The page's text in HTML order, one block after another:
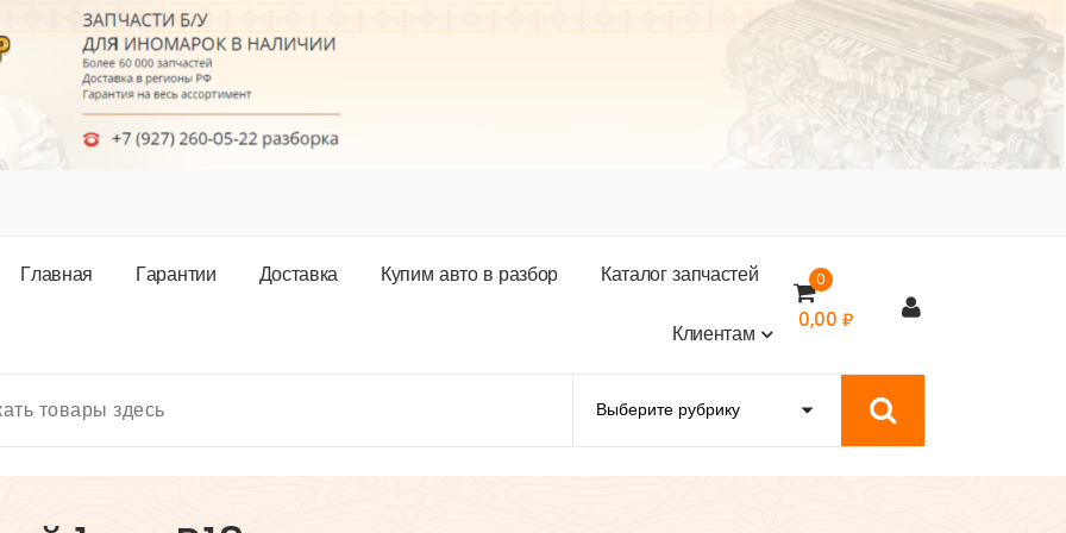
Главная Гарантии Доставка Купим авто в разбор Каталогзапчастей
Клиентам
0
0,00 ₽